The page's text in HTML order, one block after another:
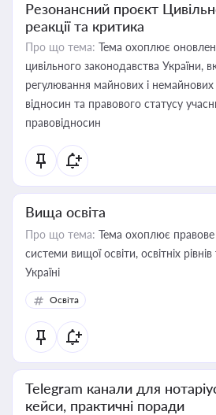
Резонансний проєкт
реакції та критика
Про що тема: Тема охоплює
цивільного законодавства України,
регулювання майнових і немайнових
відносин та правового статусу
правовідносин
Вища освіта
Про що тема: Тема охоплює
системи вищої освіти, освітніх рівнів
Україні
Освіта
Telegram канали для
кейси, практичні поради